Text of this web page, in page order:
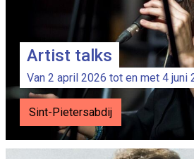
Artist talks
Van 2 april 2026 tot en met 4 juni
Sint-Pietersabdij